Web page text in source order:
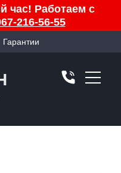
час! Работаем с
216-56-55
Гарантии